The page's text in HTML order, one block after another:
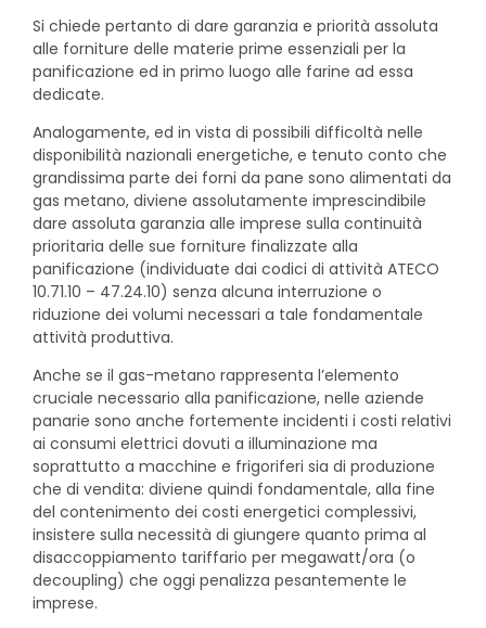
Si chiede pertanto di dare garanzia e priorità assoluta
alle forniture delle materie prime essenziali per la
panificazione ed in primo luogo alle farine ad essa
dedicate.
Analogamente, ed in vista di possibili difficoltà nelle
disponibilità nazionali energetiche, e tenuto conto che
grandissima parte dei forni da pane sono alimentati da
gas metano, diviene assolutamente imprescindibile
dare assoluta garanzia alle imprese sulla continuità
prioritaria delle sue forniture finalizzate alla
panificazione (individuate dai codici di attività ATECO
10.71.10 – 47.24.10) senza alcuna interruzione o
riduzione dei volumi necessari a tale fondamentale
attività produttiva.
Anche se il gas-metano rappresenta l’elemento
cruciale necessario alla panificazione, nelle aziende
panarie sono anche fortemente incidenti i costi relativi
ai consumi elettrici dovuti a illuminazione ma
soprattutto a macchine e frigoriferi sia di produzione
che di vendita: diviene quindi fondamentale, alla fine
del contenimento dei costi energetici complessivi,
insistere sulla necessità di giungere quanto prima al
disaccoppiamento tariffario per megawatt/ora (o
decoupling) che oggi penalizza pesantemente le
imprese.